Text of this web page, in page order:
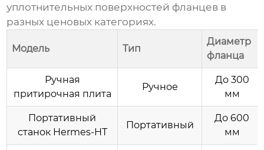
уплотнительных поверхностей фланцев в
разных ценовых категориях.
Модель Тип
Диаметр
фланца
Ручная
притирочная плита
Ручное
До 300
мм
Портативный
станок Hermes-HT
Портативный
До 600
мм